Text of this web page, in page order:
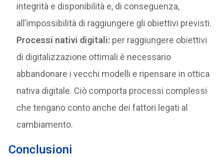
integrità e disponibilità e, di conseguenza,
all’impossibilità di raggiungere gli obiettivi previsti.
Processi nativi digitali: per raggiungere obiettivi
di digitalizzazione ottimali è necessario
abbandonare i vecchi modelli e ripensare in ottica
nativa digitale. Ciò comporta processi complessi
che tengano conto anche dei fattori legati al
cambiamento.
Conclusioni